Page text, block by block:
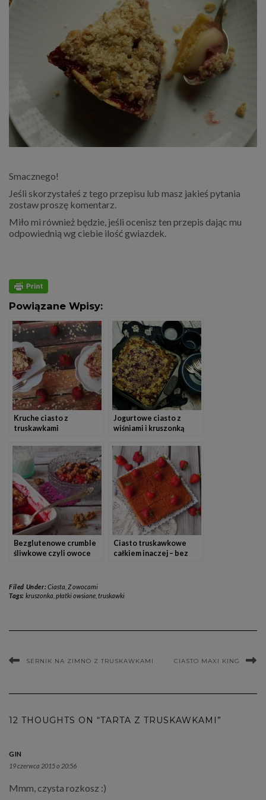
Smacznego!
Jeśli skorzystałeś z tego przepisu lub masz jakieś pytania
zostaw proszę komentarz.
Miło mi również będzie, jeśli ocenisz ten przepis dając mu
odpowiednią wg ciebie ilość gwiazdek.
Powiązane Wpisy:
Kruche ciasto z
truskawkami
Jogurtowe ciasto z
wiśniami i kruszonką
Bezglutenowe crumble
śliwkowe czyli owoce
Ciasto truskawkowe
całkiem inaczej – bez
Filed Under:Ciasta Z owocami
Tags: kruszonka płatki owsiane, truskawki
SERNIK NA ZIMNO Z TRUSKAWKAMI CIASTO MAXI KING
12 THOUGHTS ON “TARTA Z TRUSKAWKAMI”
GIN
19 czerwca 2015 o 20:56
Mmm, czysta rozkosz :)